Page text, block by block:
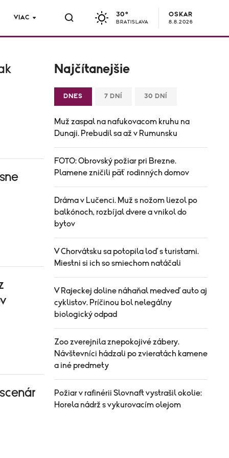
VIAC 30°
BRATISLAVA
OSKAR
8.8.2026
Najčítanejšie
DNES 7 DNÍ 30 DNÍ
Muž zaspal na nafukovacom kruhu na
Dunaji. Prebudil sa až v Rumunsku
FOTO: Obrovský požiar pri Brezne.
Plamene zničili päť rodinných domov
Dráma v Lučenci. Muž s nožom liezol po
balkónoch, rozbíjal dvere a vnikol do
bytov
V Chorvátsku sa potopila loď s turistami.
Miestni si ich so smiechom natáčali
V Rajeckej doline náhaňal medveď auto aj
cyklistov. Príčinou bol nelegálny
biologický odpad
Zoo zverejnila znepokojivé zábery.
Návštevníci hádzali po zvieratách kamene
a iné predmety
Požiar v rafinérii Slovnaft vystrašil okolie:
Horela nádrž s vykurovacím olejom